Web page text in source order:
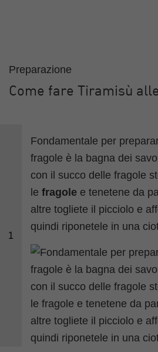
Preparazione
Come fare Tiramisù
1
Fondamentale per
fragole è la bagna dei
con il succo delle fragole
lefragole e tenetene da
altre togliete il picciolo e
quindi riponetele in una